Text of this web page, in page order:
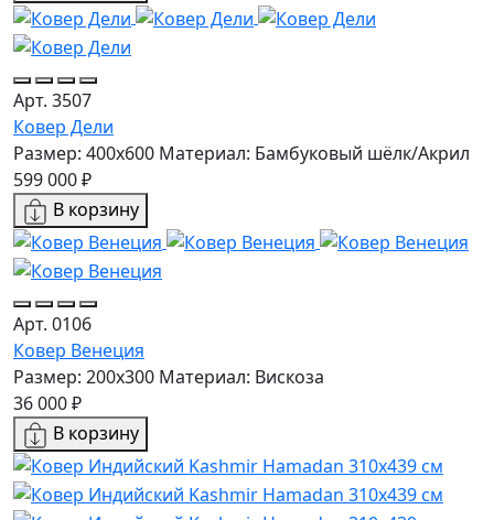
Арт. 3507
Ковер Дели
Размер: 400x600 Материал: Бамбуковый шёлк/Акрил
599 000 ₽
В корзину
Арт. 0106
Ковер Венеция
Размер: 200х300 Материал: Вискоза
36 000 ₽
В корзину